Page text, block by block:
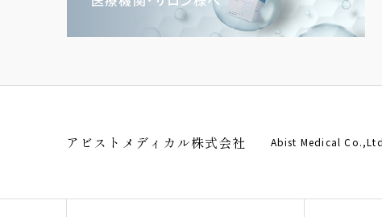
アビストメディカル株式会社 Abist Medical Co.,Ltd